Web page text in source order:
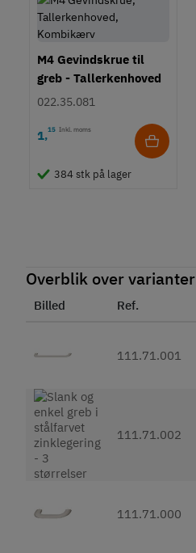
M4 Gevindskrue til
greb - Tallerkenhoved
- Krydskærv
022.35.081
1,15 Inkl. moms
384 stk på lager
Overblik over varianter
Billed Ref.
111.71.001
111.71.002
111.71.000